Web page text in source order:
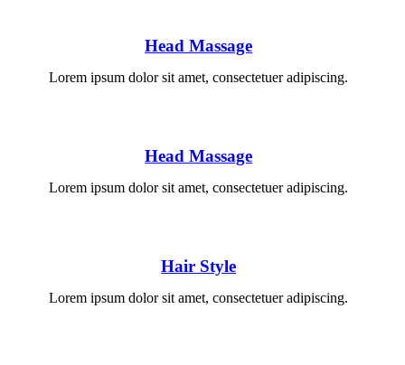
Head Massage
Lorem ipsum dolor sit amet, consectetuer adipiscing.
Head Massage
Lorem ipsum dolor sit amet, consectetuer adipiscing.
Hair Style
Lorem ipsum dolor sit amet, consectetuer adipiscing.